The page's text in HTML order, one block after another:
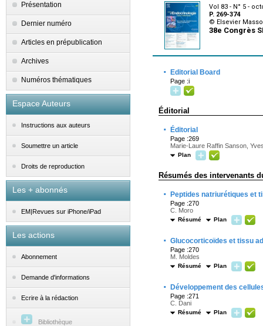
Présentation
Dernier numéro
Articles en prépublication
Archives
Numéros thématiques
Espace Auteurs
Instructions aux auteurs
Soumettre un article
Droits de reproduction
Les + abonnés
EM|Revues sur iPhone/iPad
Les actions
Abonnement
Demande d'informations
Ecrire à la rédaction
Bibliothèque
Vol 83 - N° 5 -
P. 269-374
© Elsevier
38e Congrès
· Editorial Board
Page :i
Éditorial
· Éditorial
Page :269
Marie-Laure Raffin Sanson,
Plan
Résumés des intervenants
· Peptides natriurétiques et
Page :270
C. Moro
Résumé Plan
· Glucocorticoïdes et tissu
Page :270
M. Moldes
Résumé Plan
· Développement des
Page :271
C. Dani
Résumé Plan